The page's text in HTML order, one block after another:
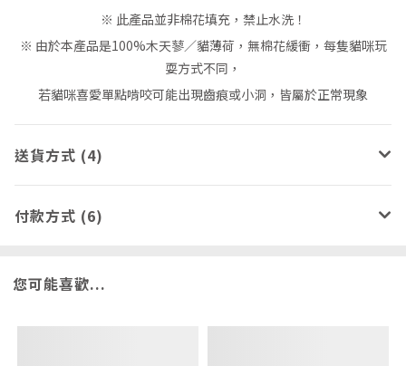
※ 此產品並非棉花填充，禁止水洗！
※ 由於本產品是100%木天蓼／貓薄荷，無棉花緩衝，每隻貓咪玩
耍方式不同，
若貓咪喜愛單點啃咬可能出現齒痕或小洞，皆屬於正常現象
送貨方式 (4)
付款方式 (6)
您可能喜歡...